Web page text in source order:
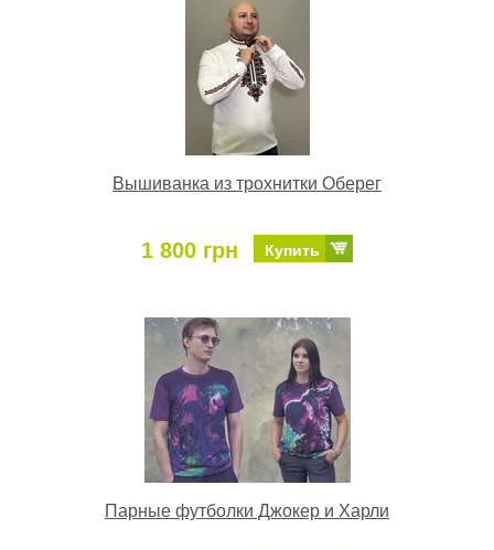
Вышиванка из трохнитки Оберег
1 800 грн Купить
Парные футболки Джокер и Харли